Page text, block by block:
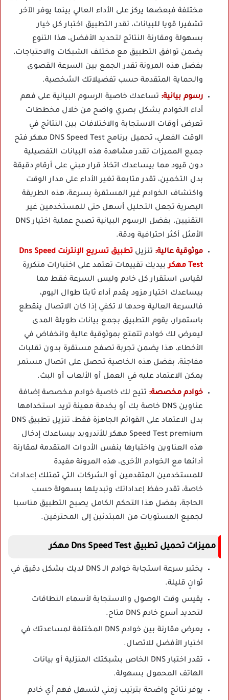
مختلفة فبعضها يركز على الأداء العالي بينما يوفر الآخر
تشفيرا قويا للبيانات، تقدر التطبيق اختبار كل خيار
بسهولة ومقارنة النتائج لتحديد الأفضل، هذا التنوع
يضمن توافق التطبيق مع مختلف الشبكات والاحتياجات،
بفضل هذه المرونة تقدر الجمع بين السرعة القصوى
والحماية المتقدمة حسب تفضيلاتك الشخصية.
رسوم بيانية: تساعدك خاصية الرسوم البيانية على فهم
أداء الخوادم بشكل بصري واضح من خلال مخططات
تعرض أوقات الاستجابة والاختلافات بين النتائج في
الوقت الفعلي، تحميل برنامج DNS Speed Test مهكر فتح
جميع المميزات تقدر مشاهدة هذه البيانات التفصيلية
دون قيود مما بيساعدك اتخاذ قرار مبني على أرقام دقيقة
بدل التخمين، تقدر متابعة تغير الأداء على مدار الوقت
واكتشاف الخوادم غير المستقرة بسرعة، هذه الطريقة
البصرية تجعل التحليل أسهل حتى للمستخدمين غير
التقنيين، بفضل الرسوم البيانية تصبح عملية اختيار DNS
الأمثل أكثر احترافية ودقة.
موثوقية عالية: تنزيل
تطبيق تسريع الإنترنت Dns Speed
Test مهكر
بيديك تقييمات تعتمد على اختبارات متكررة
لقياس استقرار كل خادم وليس السرعة فقط مما
بيساعدك اختيار مزود يقدم أداء ثابتا طوال اليوم،
فالسرعة العالية وحدها لا تكفي إذا كان الاتصال ينقطع
باستمرار، يقوم التطبيق بجمع بيانات طويلة المدى
ليعرض لك خوادم تتمتع بموثوقية عالية وانخفاض في
الأخطاء، هذا يضمن تجربة تصفح مستقرة بدون تقلبات
مفاجئة، بفضل هذه الخاصية تحصل على اتصال مستمر
يمكن الاعتماد عليه في العمل أو الألعاب أو البث.
خوادم مخصصة: تتيح لك خاصية خوادم مخصصة إضافة
عناوين DNS خاصة بك أو بخدمة معينة تريد استخدامها
بدل الاعتماد على القوائم الجاهزة فقط، تنزيل تطبيق DNS
Speed Test premium مهكر للأندرويد بيساعدك إدخال
هذه العناوين واختبارها بنفس الأدوات المتقدمة لمقارنة
أدائها مع الخوادم الأخرى، هذه المرونة مفيدة
للمستخدمين المتقدمين أو الشركات التي تمتلك إعدادات
خاصة، تقدر حفظ إعداداتك وتبديلها بسهولة حسب
الحاجة، بفضل هذا التحكم الكامل يصبح التطبيق مناسبا
لجميع المستويات من المبتدئين إلى المحترفين.
مميزات تحميل تطبيق Dns Speed Test مهكر
يختبر سرعة استجابة خوادم الـ DNS لديك بشكل دقيق في
ثوانٍ قليلة.
يقيس وقت الوصول والاستجابة لأسماء النطاقات
لتحديد أسرع خادم DNS متاح.
يعرض مقارنة بين خوادم DNS المختلفة لمساعدتك في
اختيار الأفضل للاتصال.
تقدر اختبار DNS الخاص بشبكتك المنزلية أو بيانات
الهاتف المحمول بسهولة.
يوفر نتائج واضحة بترتيب زمني لتسهل فهم أي خادم